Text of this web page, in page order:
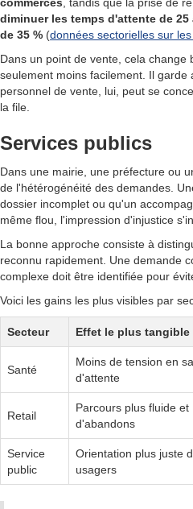
diminuer les temps d'attente de 25
de 35 % (données sectorielles sur
Dans un point de vente, cela
seulement moins facilement. Il
personnel de vente, lui, peut se
la file.
Services publics
Dans une mairie, une préfecture ou
de l'hétérogénéité des demandes.
dossier incomplet ou qu'un
même flou, l'impression d'injustice
La bonne approche consiste à
reconnu rapidement. Une demande
complexe doit être identifiée pour
Voici les gains les plus visibles par
Secteur Effet le plus tangible
Santé
Moins de tension en
d'attente
Retail
Parcours plus fluide et
d'abandons
Service
public
Orientation plus juste
usagers